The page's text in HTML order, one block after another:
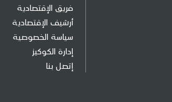
فريق الإقتصادية
أرشيف الإقتصادية
سياسة الخصوصية
إدارة الكوكيز
إتصل بنا